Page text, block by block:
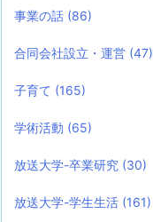
事業の話 (86)
合同会社設立・運営 (47)
子育て (165)
学術活動 (65)
放送大学-卒業研究 (30)
放送大学-学生生活 (161)